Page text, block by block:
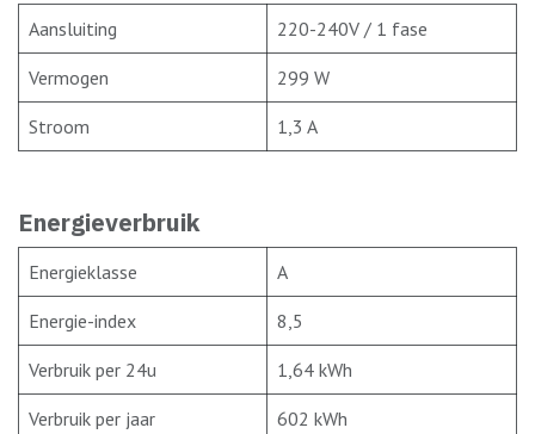
Aansluiting 220-240V / 1 fase
Vermogen 299 W
Stroom 1,3 A
Energieverbruik
Energieklasse A
Energie-index 8,5
Verbruik per 24u 1,64 kWh
Verbruik per jaar 602 kWh